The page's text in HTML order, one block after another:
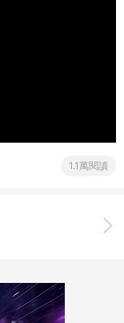
1.1萬閱讀